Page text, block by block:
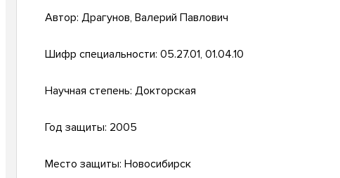
Автор: Драгунов, Валерий Павлович
Шифр специальности: 05.27.01, 01.04.10
Научная степень: Докторская
Год защиты: 2005
Место защиты: Новосибирск